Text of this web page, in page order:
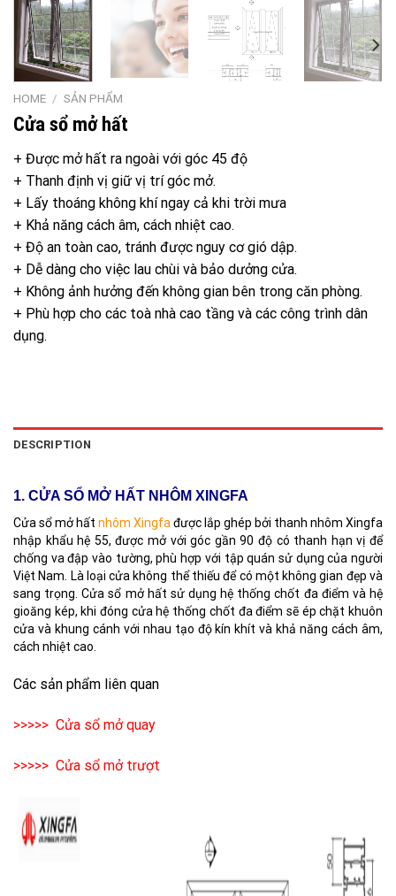
HOME / SẢN PHẨM
Cửa sổ mở hất
+ Được mở hất ra ngoài với góc 45 độ
+ Thanh định vị giữ vị trí góc mở.
+ Lấy thoáng không khí ngay cả khi trời mưa
+ Khả năng cách âm, cách nhiệt cao.
+ Độ an toàn cao, tránh được nguy cơ gió dập.
+ Dễ dàng cho việc lau chùi và bảo dưởng cửa.
+ Không ảnh hưởng đến không gian bên trong căn phòng.
+ Phù hợp cho các toà nhà cao tầng và các công trình dân
dụng.
DESCRIPTION
1. CỬA SỔ MỞ HẤT NHÔM XINGFA
Cửa sổ mở hất nhôm Xingfa được lắp ghép bởi thanh nhôm Xingfa
nhập khẩu hệ 55, được mở với góc gần 90 độ có thanh hạn vị để
chống va đập vào tường, phù hợp với tập quán sử dụng của người
Việt Nam. Là loại cửa không thể thiếu để có một không gian đẹp và
sang trọng. Cửa sổ mở hất sử dụng hệ thống chốt đa điểm và hệ
gioăng kép, khi đóng cửa hệ thống chốt đa điểm sẽ ép chặt khuôn
cửa và khung cánh với nhau tạo độ kín khít và khả năng cách âm,
cách nhiệt cao.
Các sản phẩm liên quan
>>>>> Cửa sổ mở quay
>>>>> Cửa sổ mở trượt